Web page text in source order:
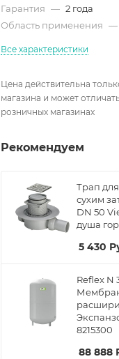
Гарантия — 2 года
Область применения —
Все характеристики
Цена действительна
магазина и может
розничных магазинах
Рекомендуем
Трап
сухим
DN 50
душа
5 430
Reflex N
8215300
88 888